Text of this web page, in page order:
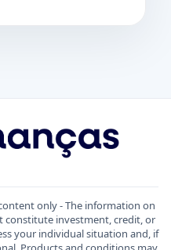
only - The information on
constitute investment, credit, or
your individual situation and, if